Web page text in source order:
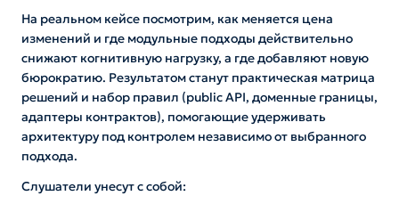
На реальном кейсе посмотрим, как меняется цена
изменений и где модульные подходы действительно
снижают когнитивную нагрузку, а где добавляют новую
бюрократию. Результатом станут практическая матрица
решений и набор правил (public API, доменные границы,
адаптеры контрактов), помогающие удерживать
архитектуру под контролем независимо от выбранного
подхода.
Слушатели унесут с собой: